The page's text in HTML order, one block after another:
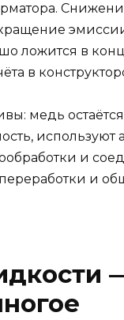
ложится в
в
медь
и
и